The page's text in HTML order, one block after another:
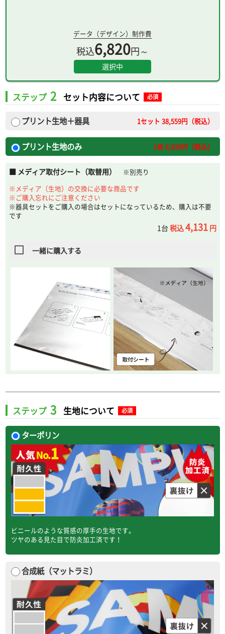
データ（デザイン）制作費
税込6,820円～
選択中
ステップ 2 セット内容について 必須
プリント生地＋器具 1セット38,559円（税込）
プリント生地のみ 1枚6,930円（税込）
■ メディア取付シート（取替用）
※別売り
※メディア（生地）の交換に必要な商品です
※ご購入忘れにご注意ください
※器具セットをご購入の場合はセットになっているため、購入は不要
です
1台 税込4,131円
一緒に購入する
ステップ 3 生地について 必須
ターポリン
ビニールのような質感の厚手の生地です。
ツヤのある見た目で防炎加工済です！
合成紙（マットラミ）